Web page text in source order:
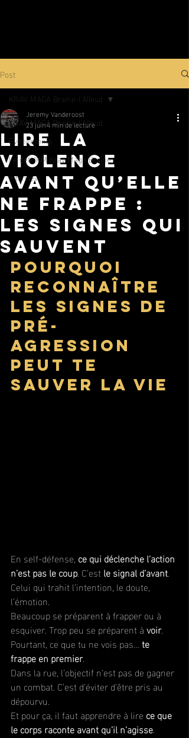
Post
KRAV MAGA Braine-l'Alleud
Événements
Le défi IKM Krav Maga Braine
Interview
KRAV MAGA Braine-l'Alleud
Lire la
violence
avant qu’elle
ne frappe :
les signes qui
sauvent
Jeremy Vanderoost
23 juin4 min de lecture
Pourquoi
reconnaître
les signes de
pré-
agression
peut te
sauver la vie
En self-défense, ce qui déclenche l'action
n’est pas le coup. C’est le signal d’avant.
Celui qui trahit l’intention, le doute,
l’émotion.
Beaucoup se préparent à frapper ou à
esquiver. Trop peu se préparent à voir.
Pourtant, ce que tu ne vois pas… te
frappe en premier.
Dans la rue, l’objectif n’est pas de gagner
un combat. C’est d’éviter d’être pris au
dépourvu.
Et pour ça, il faut apprendre à lire ce que
le corps raconte avant qu’il n’agisse.